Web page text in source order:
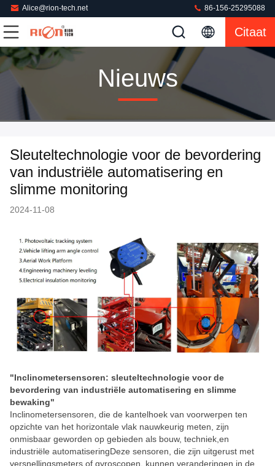
Alice@rion-tech.net 86-156-25295088
Citaat
Nieuws
Sleuteltechnologie voor de bevordering
van industriële automatisering en
slimme monitoring
2024-11-08
"Inclinometersensoren: sleuteltechnologie voor de
bevordering van industriële automatisering en slimme
bewaking"
Inclinometersensoren, die de kantelhoek van voorwerpen ten
opzichte van het horizontale vlak nauwkeurig meten, zijn
onmisbaar geworden op gebieden als bouw, techniek,en
industriële automatiseringDeze sensoren, die zijn uitgerust met
versnellingsmeters of gyroscopen, kunnen veranderingen in de